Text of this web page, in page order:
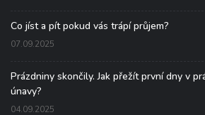
Co jíst a pít pokud vás trápí průjem?
07.09.2025
Prázdniny skončily. Jak přežít první dny v
únavy?
04.09.2025